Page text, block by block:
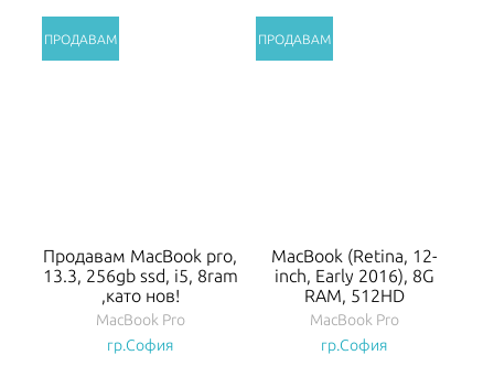
Продавам MacBook pro,
13.3, 256gb ssd, i5, 8ram
,като нов!
MacBook Pro
гр.София
MacBook (Retina, 12-
inch, Early 2016), 8G
RAM, 512HD
MacBook Pro
гр.София